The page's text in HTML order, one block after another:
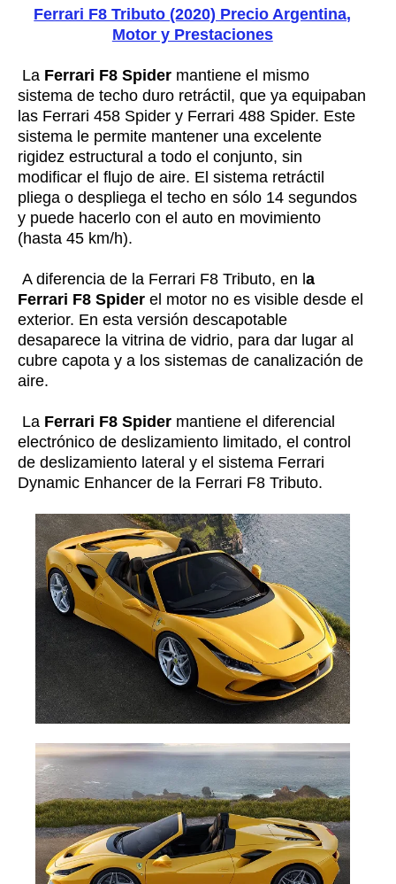
Ferrari F8 Tributo (2020) Precio Argentina,
Motor y Prestaciones
La Ferrari F8 Spider mantiene el mismo
sistema de techo duro retráctil, que ya equipaban
las Ferrari 458 Spider y Ferrari 488 Spider. Este
sistema le permite mantener una excelente
rigidez estructural a todo el conjunto, sin
modificar el flujo de aire. El sistema retráctil
pliega o despliega el techo en sólo 14 segundos
y puede hacerlo con el auto en movimiento
(hasta 45 km/h).
A diferencia de la Ferrari F8 Tributo, en la
Ferrari F8 Spider el motor no es visible desde el
exterior. En esta versión descapotable
desaparece la vitrina de vidrio, para dar lugar al
cubre capota y a los sistemas de canalización de
aire.
La Ferrari F8 Spider mantiene el diferencial
electrónico de deslizamiento limitado, el control
de deslizamiento lateral y el sistema Ferrari
Dynamic Enhancer de la Ferrari F8 Tributo.